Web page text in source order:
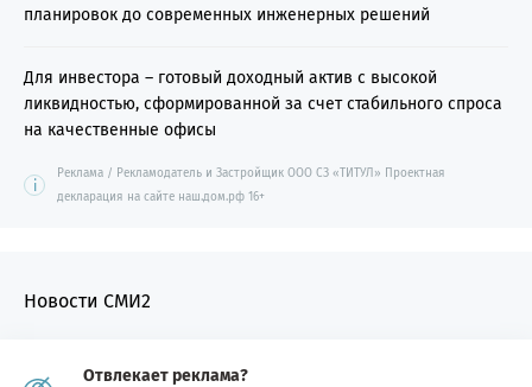
планировок до современных инженерных решений
Для инвестора – готовый доходный актив с высокой
ликвидностью, сформированной за счет стабильного спроса
на качественные офисы
i
Реклама / Рекламодатель и Застройщик ООО СЗ «ТИТУЛ» Проектная
декларация на сайте наш.дом.рф 16+
Новости СМИ2
Отвлекает реклама?